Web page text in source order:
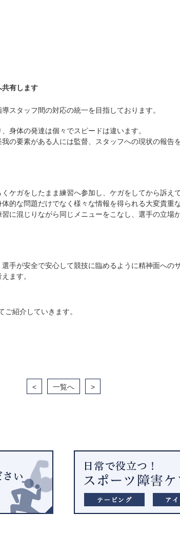
有します
スタッフ間の対応の統一を目指しております。
身体の発達は個々でスピードは違います。
要素がある人には監督、スタッフへの現状の報告
ガをしたまま練習へ参加し、ケガをしてから訴え
な問題だけでなく様々な情報を得られる大変貴重
に混じりながら同じメニューをこなし、選手の立場
手が安全で安心して競技に臨めるように精神面への
ます。
ご紹介していきます。
< 一覧へ >